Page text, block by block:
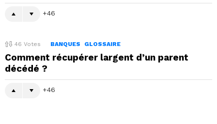
46
46 Votes BANQUES GLOSSAIRE
Comment récupérer largent d’un parent
décédé ?
46